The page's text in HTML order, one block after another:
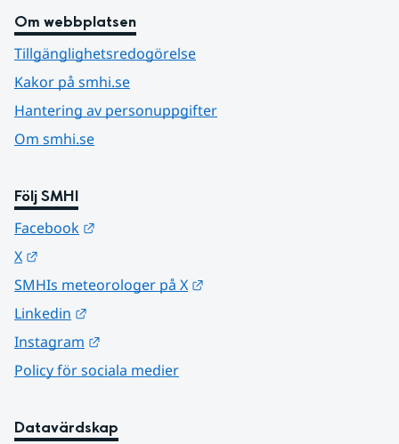
Om webbplatsen
Tillgänglighetsredogörelse
Kakor på smhi.se
Hantering av personuppgifter
Om smhi.se
Följ SMHI
Facebook
X
SMHIs meteorologer på X
Linkedin
Instagram
Policy för sociala medier
Datavärdskap